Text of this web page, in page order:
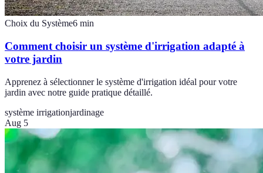
Choix du Système6 min
Comment choisir un système d'irrigation adapté à
votre jardin
Apprenez à sélectionner le système d'irrigation idéal pour votre
jardin avec notre guide pratique détaillé.
système irrigationjardinage
Aug 5